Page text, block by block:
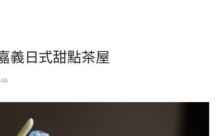
義日式甜點茶屋